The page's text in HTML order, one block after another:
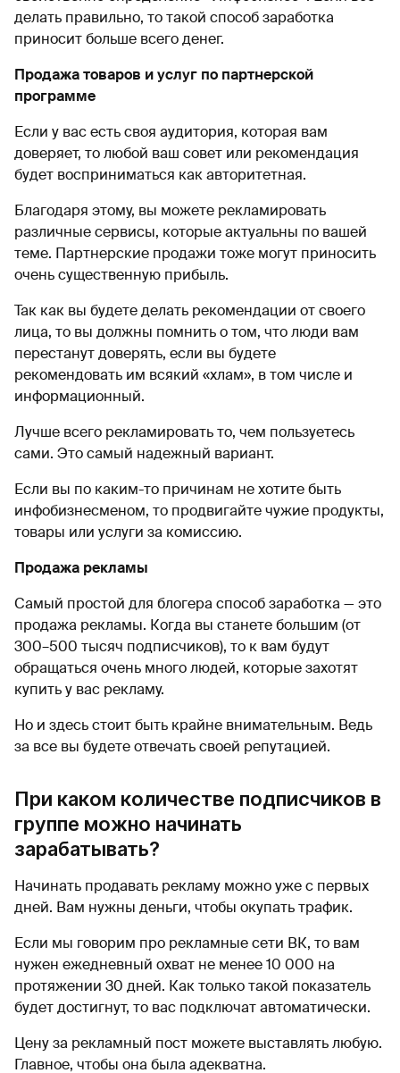
делать правильно, то такой способ заработка
приносит больше всего денег.
Продажа товаров и услуг по партнерской
программе
Если у вас есть своя аудитория, которая вам
доверяет, то любой ваш совет или рекомендация
будет восприниматься как авторитетная.
Благодаря этому, вы можете рекламировать
различные сервисы, которые актуальны по вашей
теме. Партнерские продажи тоже могут приносить
очень существенную прибыль.
Так как вы будете делать рекомендации от своего
лица, то вы должны помнить о том, что люди вам
перестанут доверять, если вы будете
рекомендовать им всякий «хлам», в том числе и
информационный.
Лучше всего рекламировать то, чем пользуетесь
сами. Это самый надежный вариант.
Если вы по каким-то причинам не хотите быть
инфобизнесменом, то продвигайте чужие продукты,
товары или услуги за комиссию.
Продажа рекламы
Самый простой для блогера способзаработка — это
продажа рекламы. Когда вы станете большим (от
300–500 тысяч подписчиков), то к вам будут
обращаться очень много людей, которые захотят
купить у вас рекламу.
Но и здесь стоит быть крайне внимательным. Ведь
за все вы будете отвечать своей репутацией.
При каком количестве подписчиков в
группе можно начинать
зарабатывать?
Начинать продавать рекламу можно уже с первых
дней. Вам нужны деньги, чтобы окупать трафик.
Если мы говорим про рекламные сети ВК, то вам
нужен ежедневный охват не менее 10 000 на
протяжении 30 дней. Как только такой показатель
будет достигнут, то вас подключат автоматически.
Цену за рекламный пост можете выставлять любую.
Главное, чтобы она была адекватна.